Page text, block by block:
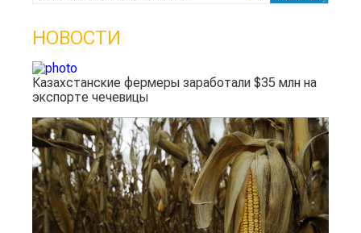
НОВОСТИ
Казахстанские фермеры заработали $35 млн на
экспорте чечевицы